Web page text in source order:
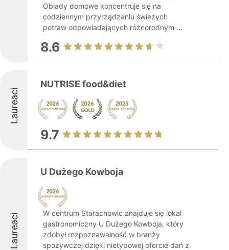
Obiady domowe koncentruje się na
codziennym przyrządzaniu świeżych
potraw odpowiadających różnorodnym ...
8.6
Laureaci
NUTRISE food&diet
9.7
Laureaci
U Dużego Kowboja
W centrum Starachowic znajduje się lokal
gastronomiczny U Dużego Kowboja, który
zdobył rozpoznawalność w branży
spożywczej dzięki nietypowej ofercie dań z